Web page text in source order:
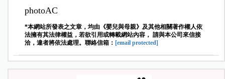
photoAC
*本網站所發表之文章，均由《嬰兒與母親》及其他相關著作權人依
法擁有其法律權益，若欲引用或轉載網站內容， 請與本公司來信接
洽，違者將依法處理。聯絡信箱： [email protected]